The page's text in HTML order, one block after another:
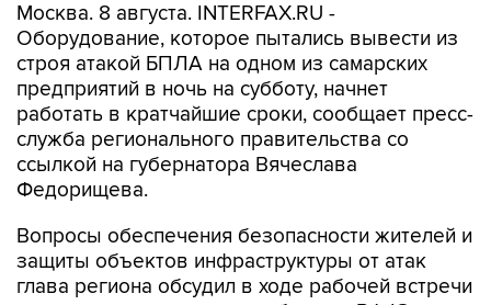
Москва. 8 августа. INTERFAX.RU -
Оборудование, которое пытались вывести из
строя атакой БПЛА на одном из самарских
предприятий в ночь на субботу, начнет
работать в кратчайшие сроки, сообщает пресс-
служба регионального правительства со
ссылкой на губернатора Вячеслава
Федорищева.
Вопросы обеспечения безопасности жителей и
защиты объектов инфраструктуры от атак
глава региона обсудил в ходе рабочей встречи